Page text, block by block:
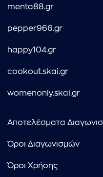
menta88.gr
pepper966.gr
happy104.gr
cookout.skai.gr
womenonly.skai.gr
Αποτελέσματα
Όροι Διαγωνισμών
Όροι Χρήσης